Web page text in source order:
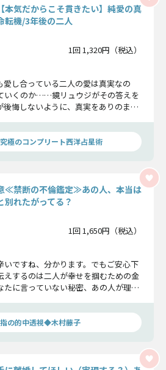
本気だからこそ貫きたい】純愛の真
転機/3年後の二人
1回 1,320円（税込）
し合っている二人の愛は真実なの
いくのか……鏡リュウジがその答えを
悔しないように、真実をありのまま
極のコンプリート西洋占星術
≪禁断の不倫鑑定≫あの人、本当は
別れたがってる？
1回 1,650円（税込）
いですね、分かります。でもご安心下
えするのは二人が幸せを掴むための金
に言っていない秘密、あの人が理想
の的中透視◆木村藤子